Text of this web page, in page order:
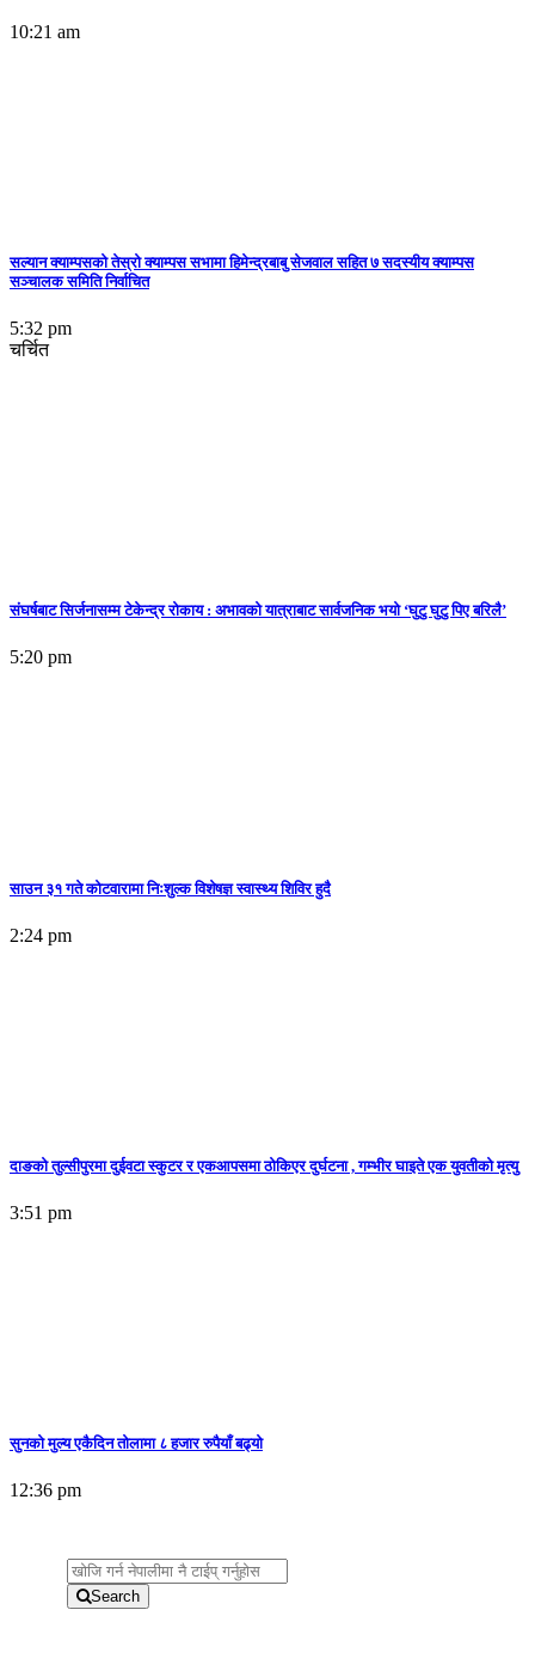
10:21 am
सल्यान क्याम्पसको तेस्रो क्याम्पस सभामा हिमेन्द्रबाबु सेजवाल सहित ७ सदस्यीय क्याम्पस
सञ्चालक समिति निर्वाचित
5:32 pm
चर्चित
संघर्षबाट सिर्जनासम्म टेकेन्द्र रोकाय : अभावको यात्राबाट सार्वजनिक भयो ‘घुटु घुटु पिए बरिलै’
5:20 pm
साउन ३१ गते कोटवारामा निःशुल्क विशेषज्ञ स्वास्थ्य शिविर हुदै
2:24 pm
दाङको तुल्सीपुरमा दुईवटा स्कुटर र एकआपसमा ठोकिएर दुर्घटना , गम्भीर घाइते एक युवतीको मृत्यु
3:51 pm
सुनकाे मुल्य एकैदिन तोलामा ८ हजार रुपैयाँ बढ्यो
12:36 pm
Search